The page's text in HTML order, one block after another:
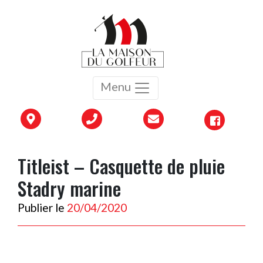
Menu
Titleist – Casquette de pluie
Stadry marine
Publier le 20/04/2020